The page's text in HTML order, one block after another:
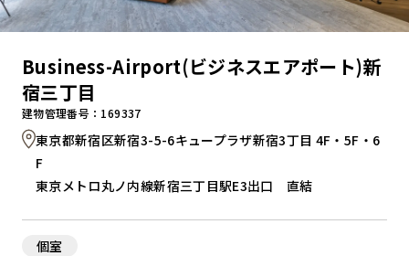
Business-Airport(ビジネスエアポート)新
宿三丁目
建物管理番号：169337
東京都新宿区新宿3-5-6キュープラザ新宿3丁目 4F・5F・6
F
東京メトロ丸ノ内線新宿三丁目駅E3出口 直結
個室